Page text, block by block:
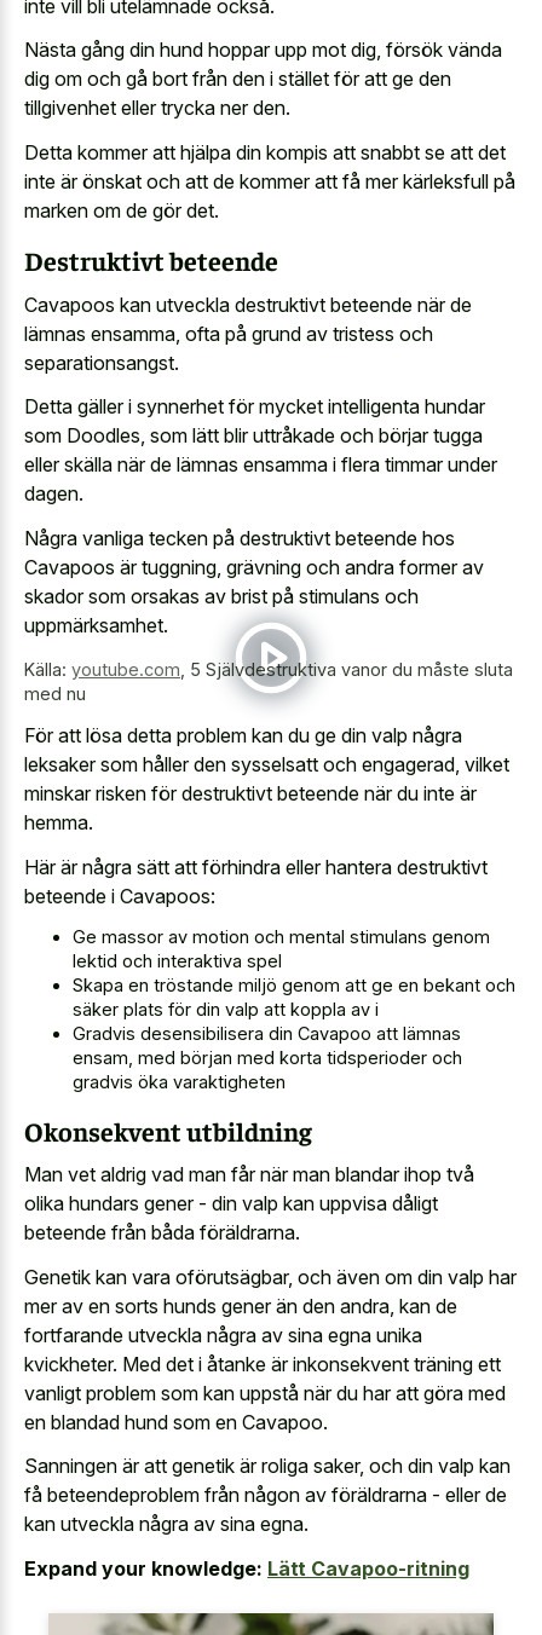
inte vill bli utelämnade också.
Nästa gång din hund hoppar upp mot dig, försök vända
dig om och gå bort från den i stället för att ge den
tillgivenhet eller trycka ner den.
Detta kommer att hjälpa din kompis att snabbt se att det
inte är önskat och att de kommer att få mer kärleksfull på
marken om de gör det.
Destruktivt beteende
Cavapoos kan utveckla destruktivt beteende när de
lämnas ensamma, ofta på grund av tristess och
separationsangst.
Detta gäller i synnerhet för mycket intelligenta hundar
som Doodles, som lätt blir uttråkade och börjar tugga
eller skälla när de lämnas ensamma i flera timmar under
dagen.
Några vanliga tecken på destruktivt beteende hos
Cavapoos är tuggning, grävning och andra former av
skador som orsakas av brist på stimulans och
uppmärksamhet.
Källa: youtube.com 5 Självdestruktiva vanor du måste sluta
med nu
För att lösa detta problem kan du ge din valp några
leksaker som håller den sysselsatt och engagerad, vilket
minskar risken för destruktivt beteende när du inte är
hemma.
Här är några sätt att förhindra eller hantera destruktivt
beteende i Cavapoos:
Ge massor av motion och mental stimulans genom
lektid och interaktiva spel
Skapa en tröstande miljö genom att ge en bekant och
säker plats för din valp att koppla av i
Gradvis desensibilisera din Cavapoo att lämnas
ensam, med början med korta tidsperioder och
gradvis öka varaktigheten
Okonsekvent utbildning
Man vet aldrig vad man får när man blandar ihop två
olika hundars gener - din valp kan uppvisa dåligt
beteende från båda föräldrarna.
Genetik kan vara oförutsägbar, och även om din valp har
mer av en sorts hunds gener än den andra, kan de
fortfarande utveckla några av sina egna unika
kvickheter. Med det i åtanke är inkonsekvent träning ett
vanligt problem som kan uppstå när du har att göra med
en blandad hund som en Cavapoo.
Sanningen är att genetik är roliga saker, och din valp kan
få beteendeproblem från någon av föräldrarna - eller de
kan utveckla några av sina egna.
Expand your knowledge: Lätt Cavapoo-ritning